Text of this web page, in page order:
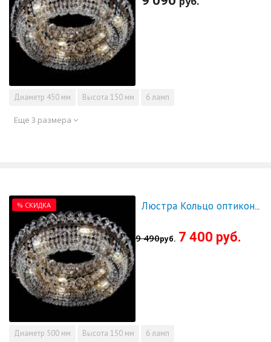
Диаметр 450 мм Высота 150 мм 6 ламп
Еще 3 размера
% СКИДКА Люстра Кольцо оптикон 500 - СКИДКА!!!
9 490руб. 7 400 руб.
Диаметр 500 мм Высота 150 мм 6 ламп